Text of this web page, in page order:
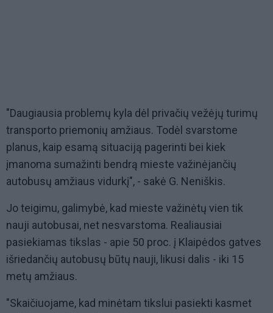
"Daugiausia problemų kyla dėl privačių vežėjų turimų
transporto priemonių amžiaus. Todėl svarstome
planus, kaip esamą situaciją pagerinti bei kiek
įmanoma sumažinti bendrą mieste važinėjančių
autobusų amžiaus vidurkį", - sakė G. Neniškis.
Jo teigimu, galimybė, kad mieste važinėtų vien tik
nauji autobusai, net nesvarstoma. Realiausiai
pasiekiamas tikslas - apie 50 proc. į Klaipėdos gatves
išriedančių autobusų būtų nauji, likusi dalis - iki 15
metų amžiaus.
"Skaičiuojame, kad minėtam tikslui pasiekti kasmet